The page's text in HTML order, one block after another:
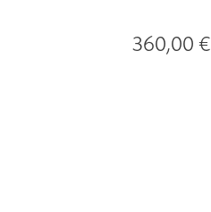
360,00 €